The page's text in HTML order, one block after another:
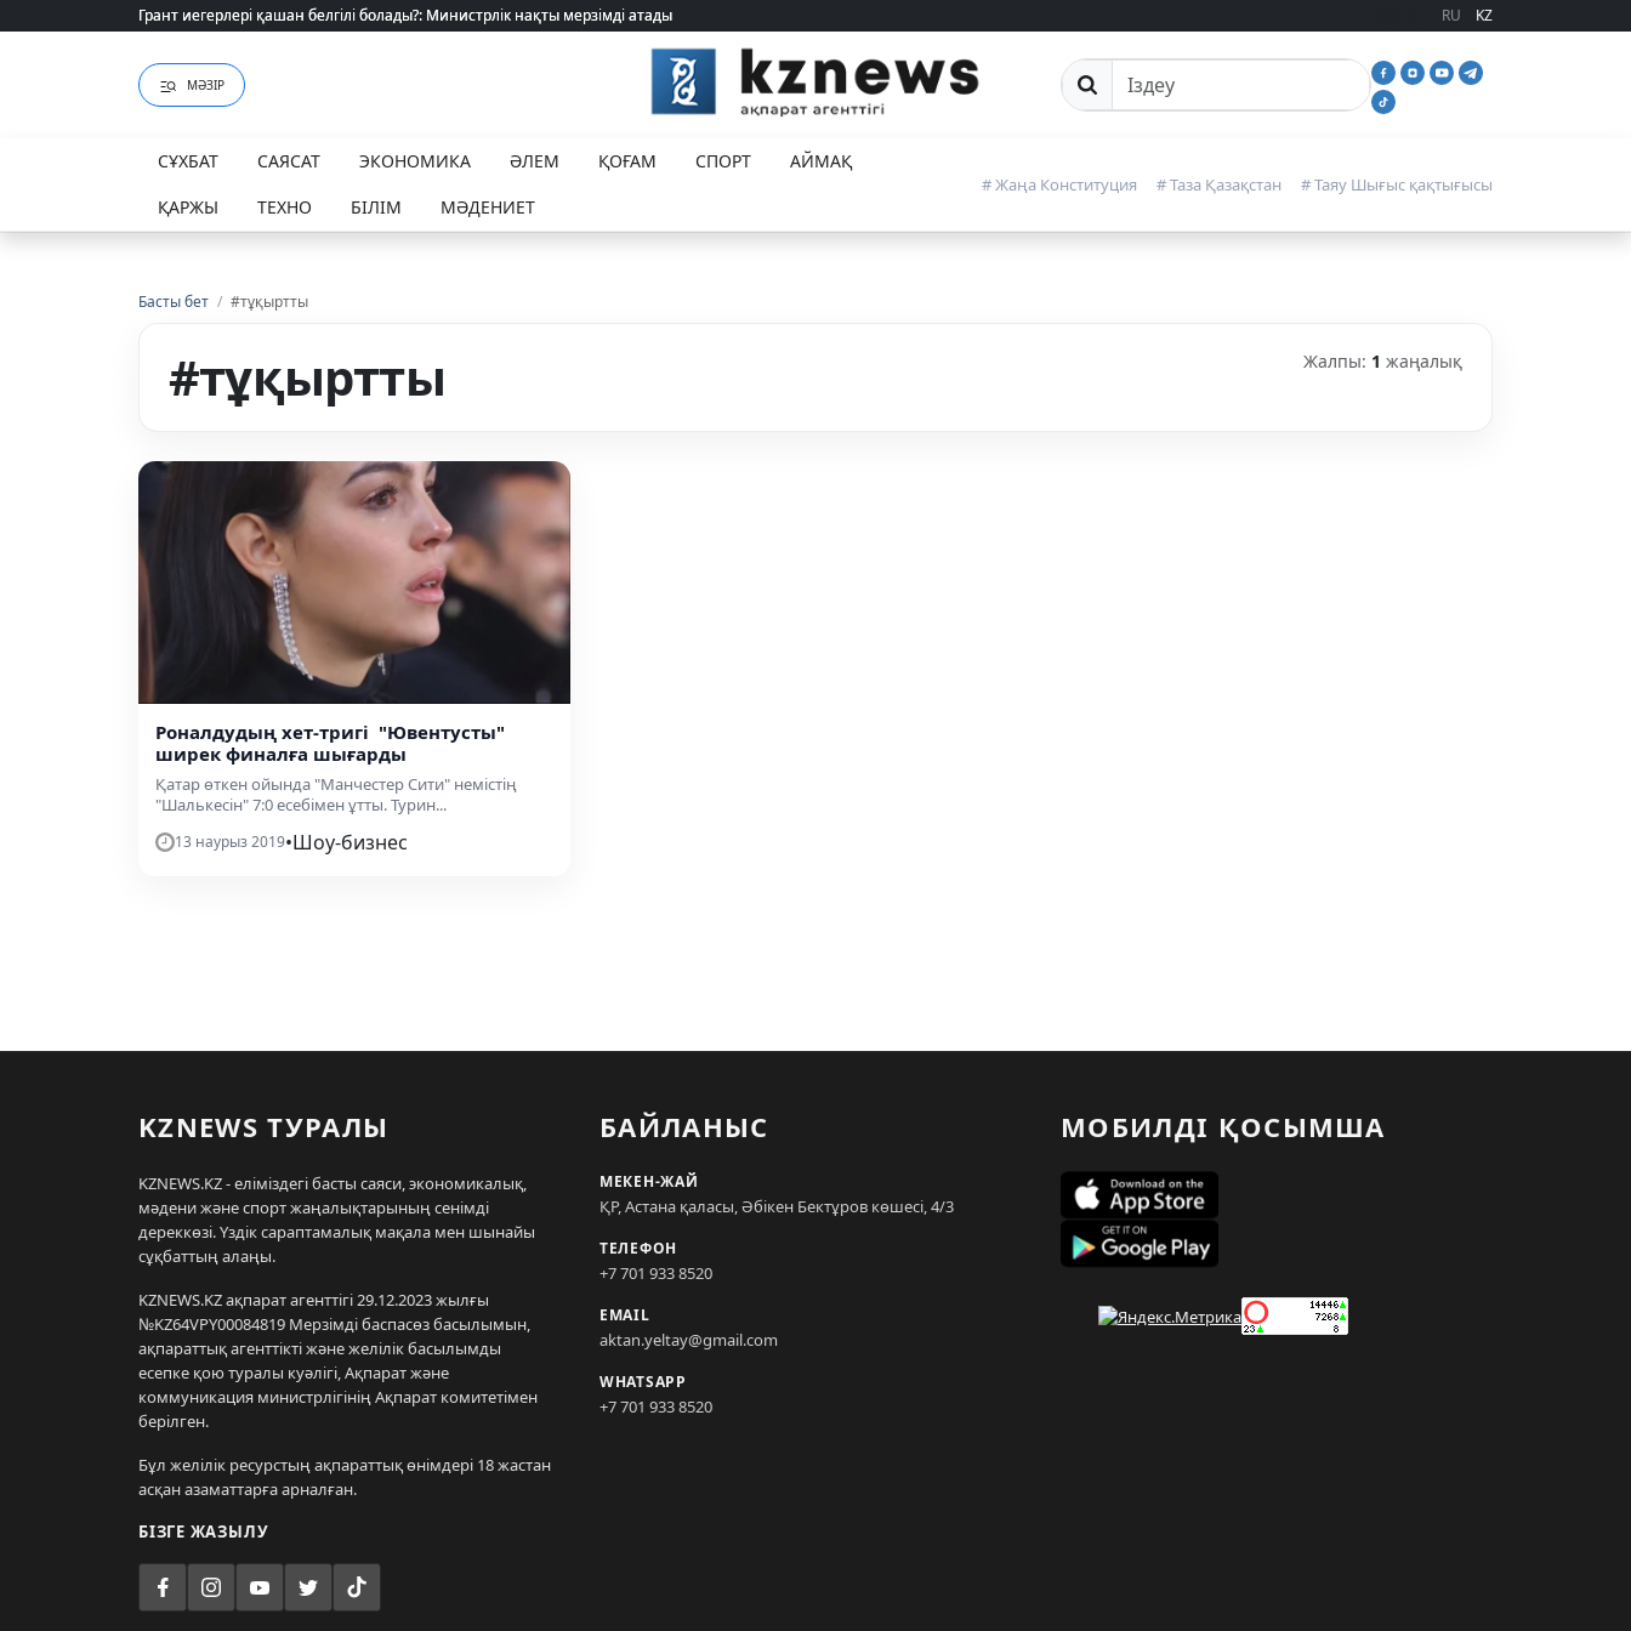
Грант иегерлері қашан белгілі болады?: Министрлік нақты мерзімді атады
Грант иегерлері қашан белгілі болады?: Министрлік нақты мерзімді атады RU KZ
МӘЗІР Сайттан іздеу
СҰХБАТ САЯСАТ ЭКОНОМИКА ӘЛЕМ ҚОҒАМ СПОРТ
АЙМАҚ
ҚАРЖЫ
ТЕХНО БІЛІМ МӘДЕНИЕТ
# Жаңа Конституция # Таза Қазақстан # Таяу Шығыс қақтығысы
Басты бет / #тұқыртты
#тұқыртты Жалпы: 1 жаңалық
Роналдудың хет-тригі "Ювентусты"
ширек финалға шығарды
Қатар өткен ойында "Манчестер Сити" немістің
"Шалькесін" 7:0 есебімен ұтты. Турин...
13 наурыз 2019•Шоу-бизнес
KZNEWS ТУРАЛЫ
KZNEWS.KZ - еліміздегі басты саяси, экономикалық,
мәдени және спорт жаңалықтарының сенімді
дереккөзі. Үздік сараптамалық мақала мен шынайы
сұқбаттың алаңы.
KZNEWS.KZ ақпарат агенттігі 29.12.2023 жылғы
№KZ64VPY00084819 Мерзімді баспасөз басылымын,
ақпараттық агенттікті және желілік басылымды
есепке қою туралы куәлігі, Ақпарат және
коммуникация министрлігінің Ақпарат комитетімен
берілген.
Бұл желілік ресурстың ақпараттық өнімдері 18 жастан
асқан азаматтарға арналған.
БІЗГЕ ЖАЗЫЛУ
БАЙЛАНЫС
МЕКЕН-ЖАЙ
ҚР, Астана қаласы, Әбікен Бектұров көшесі, 4/3
ТЕЛЕФОН
+7 701 933 8520
EMAIL
aktan.yeltay@gmail.com
WHATSAPP
+7 701 933 8520
МОБИЛДІ ҚОСЫМША